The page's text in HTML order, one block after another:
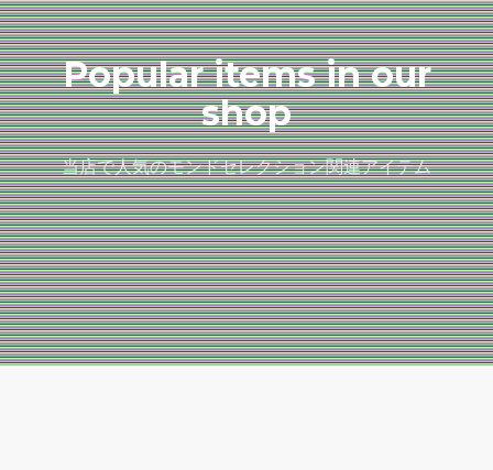
Popular items in our
shop
当店で人気のモンドセレクション関連アイテム